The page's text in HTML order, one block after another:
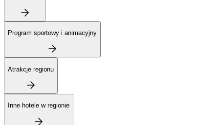
Program sportowy i animacyjny
Atrakcje regionu
Inne hotele w regionie